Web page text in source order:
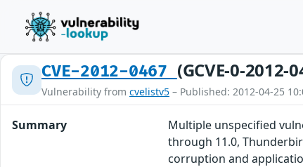
CVE-2012-0467 (GCVE-0-2012-
Vulnerability from cvelistv5 – Published: 2012-04-25
Summary
Multiple unspecified
through 11.0,
corruption and